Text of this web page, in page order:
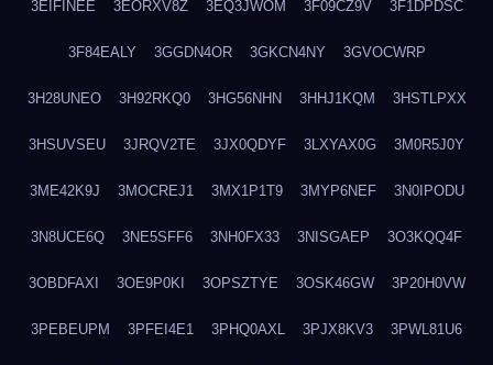
3EIFINEE 3EORXV8Z 3EQ3JWOM 3F09CZ9V 3F1DPDSC
3F84EALY 3GGDN4OR 3GKCN4NY 3GVOCWRP
3H28UNEO 3H92RKQ0 3HG56NHN 3HHJ1KQM 3HSTLPXX
3HSUVSEU 3JRQV2TE 3JX0QDYF 3LXYAX0G 3M0R5J0Y
3ME42K9J 3MOCREJ1 3MX1P1T9 3MYP6NEF 3N0IPODU
3N8UCE6Q 3NE5SFF6 3NH0FX33 3NISGAEP 3O3KQQ4F
3OBDFAXI 3OE9P0KI 3OPSZTYE 3OSK46GW 3P20H0VW
3PEBEUPM 3PFEI4E1 3PHQ0AXL 3PJX8KV3 3PWL81U6